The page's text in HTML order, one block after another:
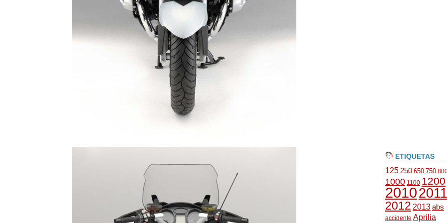
ETIQUETAS
125 250 650 750
1000 1100 1200
20102011
2012 2013abs
accidente Aprilia